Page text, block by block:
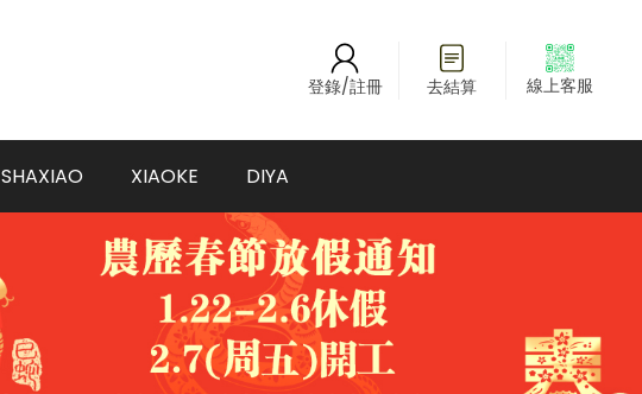
登錄/註冊 去結算 線上客服
SHAXIAO XIAOKE DIYA